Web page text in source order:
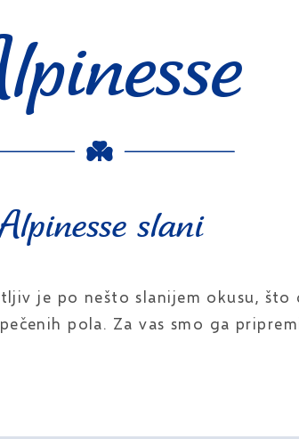
slani
je po nešto slanijem okusu,
pola. Za vas smo ga